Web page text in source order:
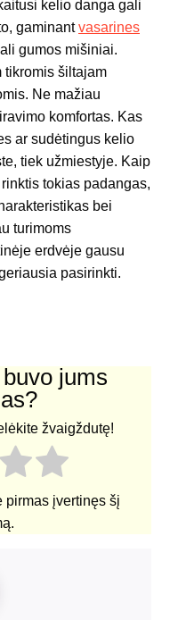
kelio danga gali
gaminantvasarines
gumos mišiniai.
tikromis šiltajam
Ne mažiau
komfortas. Kas
ar sudėtingus kelio
tiek užmiestyje. Kaip
tokias padangas,
bei
turimoms
erdvėje gausu
pasirinkti.
jums
žvaigždutę!
pirmas įvertinęs šį